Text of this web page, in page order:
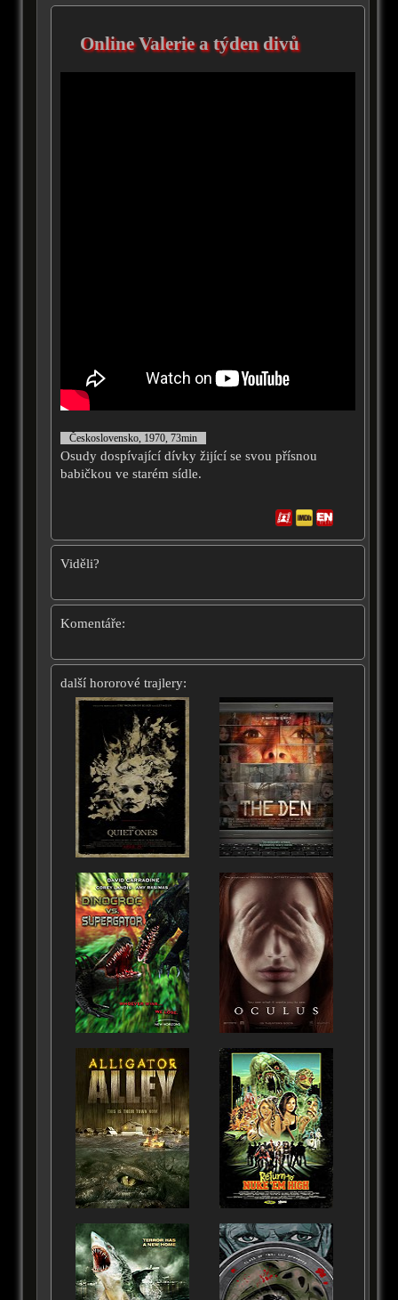
Online Valerie a týden divů
Československo, 1970, 73min
Osudy dospívající dívky žijící se svou přísnou
babičkou ve starém sídle.
Viděli?
Komentáře:
další hororové trajlery: